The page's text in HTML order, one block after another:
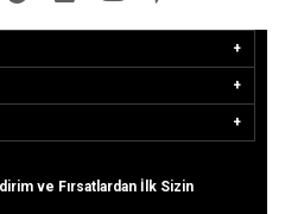
ve Fırsatlardan İlk Sizin